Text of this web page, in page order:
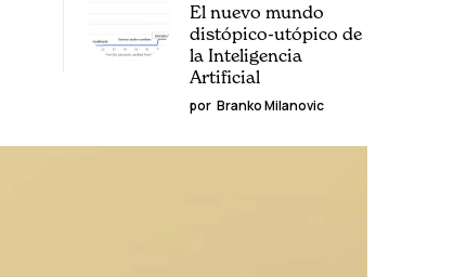
El nuevo mundo
distópico-utópico de
la Inteligencia
Artificial
por Branko Milanovic